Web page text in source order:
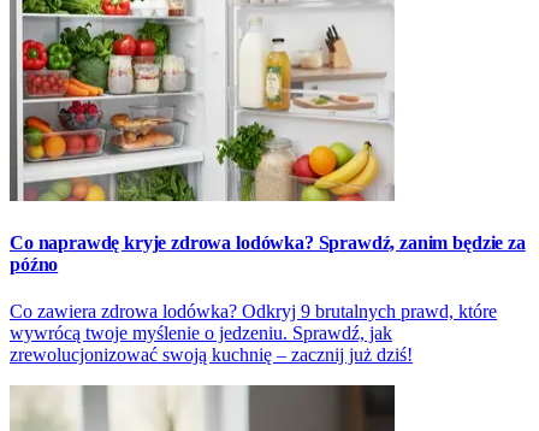
Co naprawdę kryje zdrowa lodówka? Sprawdź, zanim będzie za
późno
Co zawiera zdrowa lodówka? Odkryj 9 brutalnych prawd, które
wywrócą twoje myślenie o jedzeniu. Sprawdź, jak
zrewolucjonizować swoją kuchnię – zacznij już dziś!